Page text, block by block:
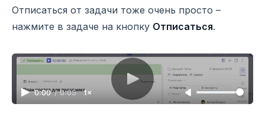
Отписаться от задачи тоже очень просто –
нажмите в задаче на кнопку Отписаться.
0:00 / 0:05 1×
Video progress
Adjust volume